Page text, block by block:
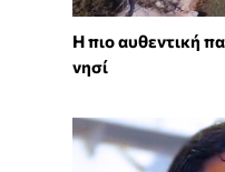
Η πιο αυθεντική
νησί